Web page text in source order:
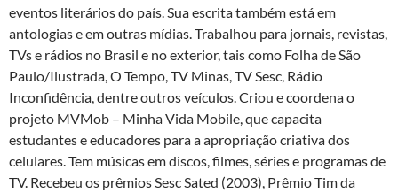
eventos literários do país. Sua escrita também está em
antologias e em outras mídias. Trabalhou para jornais, revistas,
TVs e rádios no Brasil e no exterior, tais como Folha de São
Paulo/Ilustrada, O Tempo, TV Minas, TV Sesc, Rádio
Inconfidência, dentre outros veículos. Criou e coordena o
projeto MVMob – Minha Vida Mobile, que capacita
estudantes e educadores para a apropriação criativa dos
celulares. Tem músicas em discos, filmes, séries e programas de
TV. Recebeu os prêmios Sesc Sated (2003), Prêmio Tim da